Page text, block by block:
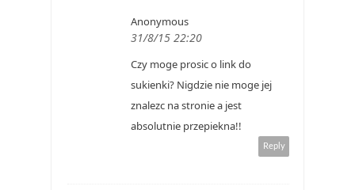
Anonymous
31/8/15 22:20
Czy moge prosic o link do
sukienki? Nigdzie nie moge jej
znalezc na stronie a jest
absolutnie przepiekna!!
Reply